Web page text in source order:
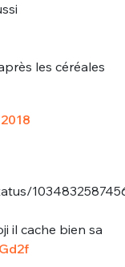
les céréales
il cache bien sa